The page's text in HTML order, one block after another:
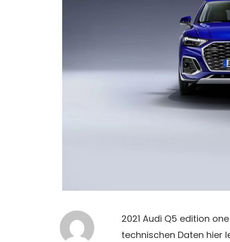
2021 Audi Q5 edition
technischen Daten hier